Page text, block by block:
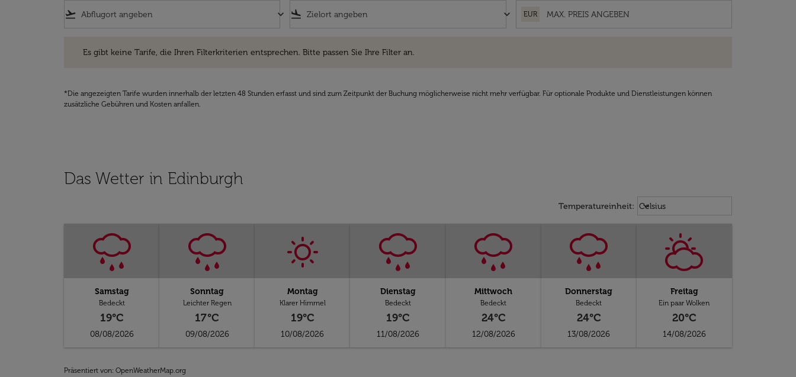
flight_takeoff keyboard_arrow_down flight_land keyboard_arrow_down EUR
Es gibt keine Tarife, die Ihren Filterkriterien entsprechen. Bitte passen Sie Ihre Filter an.
*Die angezeigten Tarife wurden innerhalb der letzten 48 Stunden erfasst und sind zum Zeitpunkt der Buchung möglicherweise nicht mehr verfügbar. Für optionale Produkte und Dienstleistungen können
zusätzliche Gebühren und Kosten anfallen.
Das Wetter in Edinburgh
Temperatureinheit: Weather unit option Celsius
Celsius
keyboard_arrow_down
Samstag
Bedeckt
19°C
08/08/2026
Sonntag
Leichter Regen
17°C
09/08/2026
Montag
Klarer Himmel
19°C
10/08/2026
Dienstag
Bedeckt
19°C
11/08/2026
Mittwoch
Bedeckt
24°C
12/08/2026
Donnerstag
Bedeckt
24°C
13/08/2026
Freitag
Ein paar Wolken
20°C
14/08/2026
Präsentiert von: OpenWeatherMap.org